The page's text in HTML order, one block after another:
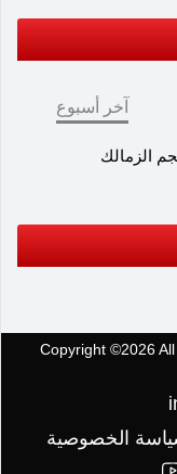
آخر أسبوع
الزمالك
Copyright ©2026
الخصوصية